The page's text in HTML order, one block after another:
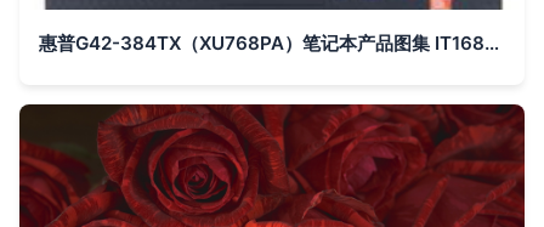
惠普G42-384TX（XU768PA）笔记本产品图集 IT168高清素材一览